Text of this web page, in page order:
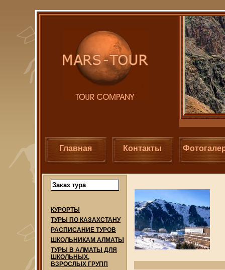
Главная Контакты
Заказ тура
КУРОРТЫ
ТУРЫ ПО КАЗАХСТАНУ
РАСПИСАНИЕ ТУРОВ
ШКОЛЬНИКАМ АЛМАТЫ
ТУРЫ В АЛМАТЫ ДЛЯ
ШКОЛЬНЫХ,
ВЗРОСЛЫХ ГРУПП